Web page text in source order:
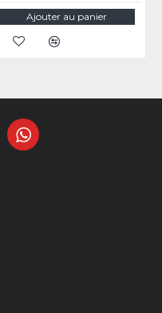
Ajouter au panier